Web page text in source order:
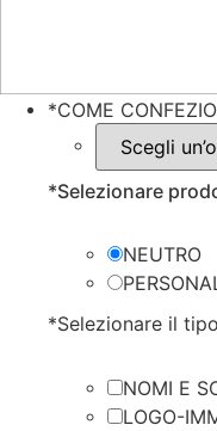
*COME
*Selezionare
NEUTRO
*Selezionare il
NOMI E
LOGO-